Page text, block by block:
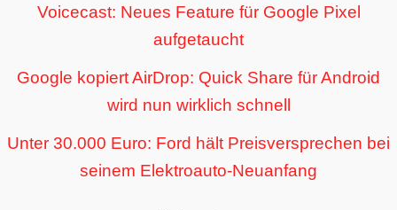
Voicecast: Neues Feature für Google Pixel
aufgetaucht
Google kopiert AirDrop: Quick Share für Android
wird nun wirklich schnell
Unter 30.000 Euro: Ford hält Preisversprechen bei
seinem Elektroauto-Neuanfang